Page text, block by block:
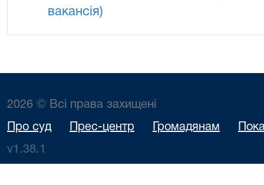
вакансія)
2026 © Всі права захищені
Про суд Прес-центр Громадянам
v1.38.1